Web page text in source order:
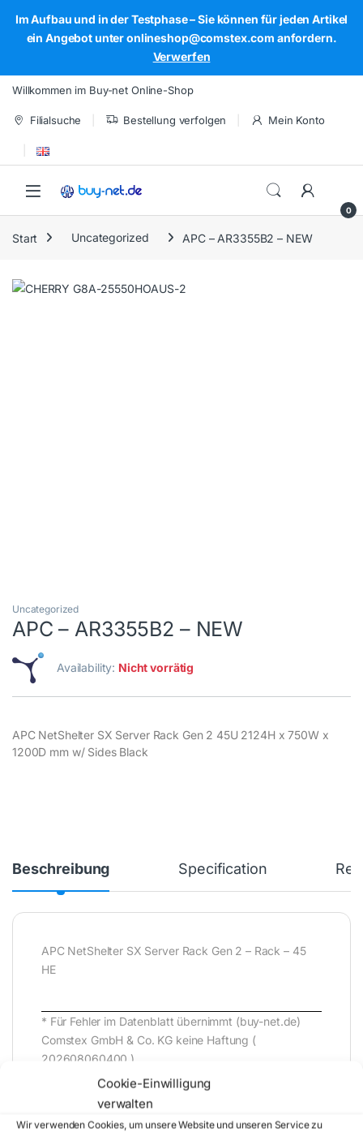
Cookie-Einwilligung
verwalten
Wir verwenden Cookies, um unsere Website und unseren Service zu
Im Aufbau und in der Testphase – Sie können für jeden Artikel
ein Angebot unter onlineshop@comstex.com anfordern.
Verwerfen
Skip to navigation
Skip to content
Willkommen im Buy-net Online-Shop
Filialsuche Bestellung verfolgen Mein Konto
Open
0
Start Uncategorized APC – AR3355B2 – NEW
Uncategorized
APC – AR3355B2 – NEW
Availability: Nicht vorrätig
APC NetShelter SX Server Rack Gen 2 45U 2124H x 750W x
1200D mm w/ Sides Black
Beschreibung Specification
APC NetShelter SX Server Rack Gen 2 – Rack – 45
HE
* Für Fehler im Datenblatt übernimmt (buy-net.de)
Comstex GmbH & Co. KG keine Haftung (
202608060400 )